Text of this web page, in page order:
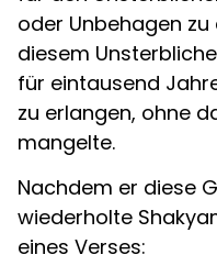
oder Unbehagen
diesem
für eintausend
zu erlangen, ohne
mangelte.
Nachdem er diese
wiederholte
eines Verses: